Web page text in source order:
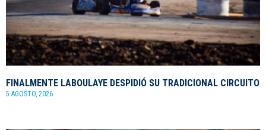
FINALMENTE LABOULAYE DESPIDIÓ SU TRADICIONAL CIRCUITO
5 AGOSTO, 2026